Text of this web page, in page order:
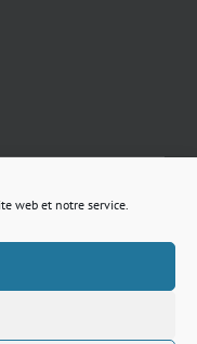
web et notre service.
grise